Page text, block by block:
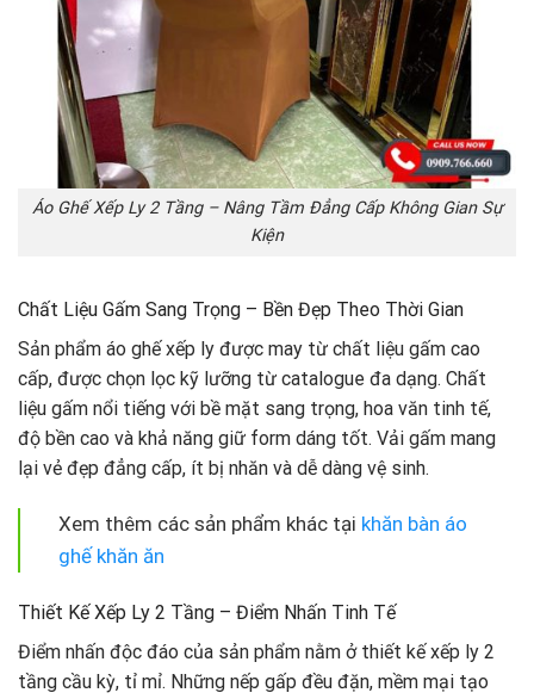
Áo Ghế Xếp Ly 2 Tầng – Nâng Tầm Đẳng Cấp Không Gian Sự
Kiện
Chất Liệu Gấm Sang Trọng – Bền Đẹp Theo Thời Gian
Sản phẩm áo ghế xếp ly được may từ chất liệu gấm cao
cấp, được chọn lọc kỹ lưỡng từ catalogue đa dạng. Chất
liệu gấm nổi tiếng với bề mặt sang trọng, hoa văn tinh tế,
độ bền cao và khả năng giữ form dáng tốt. Vải gấm mang
lại vẻ đẹp đẳng cấp, ít bị nhăn và dễ dàng vệ sinh.
Xem thêm các sản phẩm khác tại khăn bàn áo
ghế khăn ăn
Thiết Kế Xếp Ly 2 Tầng – Điểm Nhấn Tinh Tế
Điểm nhấn độc đáo của sản phẩm nằm ở thiết kế xếp ly 2
tầng cầu kỳ, tỉ mỉ. Những nếp gấp đều đặn, mềm mại tạo